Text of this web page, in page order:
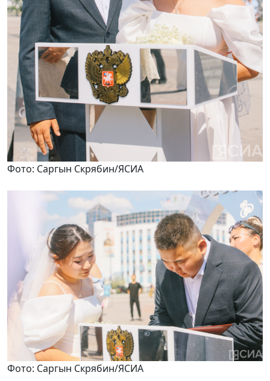
Фото: Саргын Скрябин/ЯСИА
Фото: Саргын Скрябин/ЯСИА